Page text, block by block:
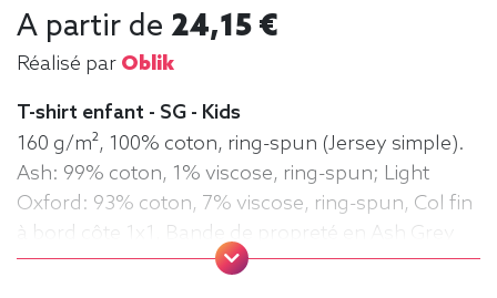
A partir de 24,15 €
Réalisé par Oblik
T-shirt enfant - SG - Kids
160 g/m², 100% coton, ring-spun (Jersey simple).
Ash: 99% coton, 1% viscose, ring-spun; Light
Oxford: 93% coton, 7% viscose, ring-spun, Col fin
à bord côte 1x1, Bande de propreté en Ash Grey
(White et Ash Grey: bande en Light Oxford), Sans